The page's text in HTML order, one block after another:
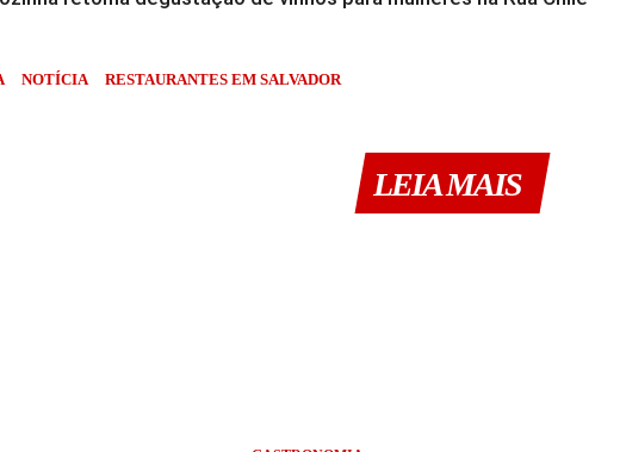
NOTÍCIA RESTAURANTES EM SALVADOR
LEIA MAIS